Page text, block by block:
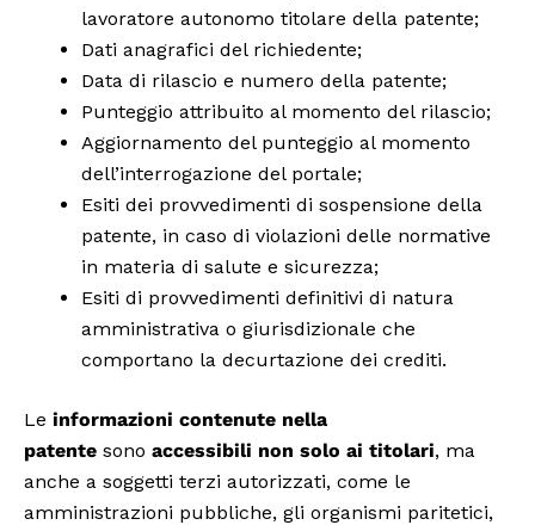
lavoratore autonomo titolare della patente;
Dati anagrafici del richiedente;
Data di rilascio e numero della patente;
Punteggio attribuito al momento del rilascio;
Aggiornamento del punteggio al momento
dell’interrogazione del portale;
Esiti dei provvedimenti di sospensione della
patente, in caso di violazioni delle normative
in materia di salute e sicurezza;
Esiti di provvedimenti definitivi di natura
amministrativa o giurisdizionale che
comportano la decurtazione dei crediti.
Le informazioni contenute nella
patente sono accessibili non solo ai titolari, ma
anche a soggetti terzi autorizzati, come le
amministrazioni pubbliche, gli organismi paritetici,